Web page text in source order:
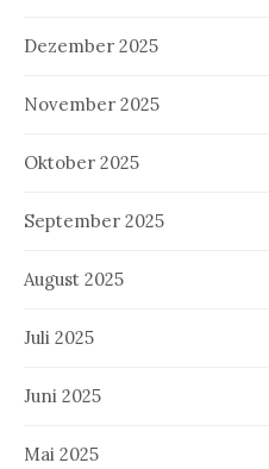
Dezember 2025
November 2025
Oktober 2025
September 2025
August 2025
Juli 2025
Juni 2025
Mai 2025